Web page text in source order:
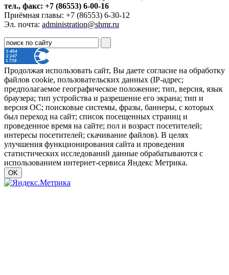
тел., факс: +7 (86553) 6-00-16
Приёмная главы: +7 (86553) 6-30-12
Эл. почта: administration@shmr.ru
Продолжая использовать сайт, Вы даете согласие на обработку
файлов cookie, пользовательских данных (IP-адрес;
предполагаемое географическое положение; тип, версия, язык
браузера; тип устройства и разрешение его экрана; тип и
версия ОС; поисковые системы, фразы, баннеры, с которых
был переход на сайт; список посещенных страниц и
проведенное время на сайте; пол и возраст посетителей;
интересы посетителей; скачивание файлов). В целях
улучшения функционирования сайта и проведения
статистических исследований данные обрабатываются с
использованием интернет-сервиса Яндекс Метрика.
OK